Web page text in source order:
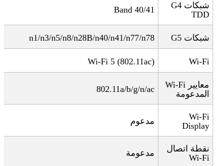
شبكات 4 G
TDD
Band 40/41
شبكات 5 G
n1/n3/n5/n8/n28B/n40/n41/n77/n78
Wi-Fi
Wi-Fi 5 (802.11ac)
معايير Wi-Fi
المدعومة
802.11a/b/g/n/ac
Wi-Fi
Display
مدعوم
نقطة اتصال
Wi-Fi
مدعومة